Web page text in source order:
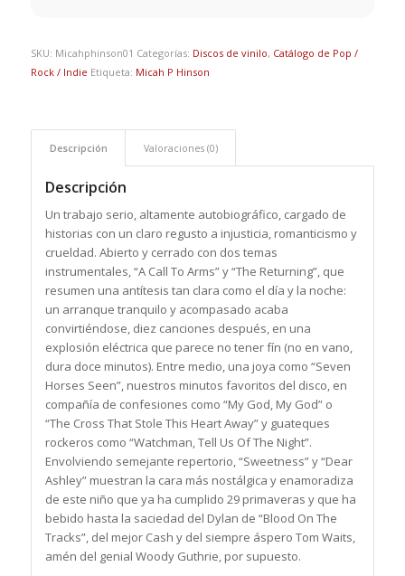
SKU: Micahphinson01 Categorías: Discos de vinilo, Catálogo de Pop /
Rock / Indie Etiqueta: Micah P Hinson
Descripción Valoraciones (0)
Descripción
Un trabajo serio, altamente autobiográfico, cargado de
historias con un claro regusto a injusticia, romanticismo y
crueldad. Abierto y cerrado con dos temas
instrumentales, “A Call To Arms” y “The Returning”, que
resumen una antítesis tan clara como el día y la noche:
un arranque tranquilo y acompasado acaba
convirtiéndose, diez canciones después, en una
explosión eléctrica que parece no tener fín (no en vano,
dura doce minutos). Entre medio, una joya como “Seven
Horses Seen”, nuestros minutos favoritos del disco, en
compañía de confesiones como “My God, My God” o
“The Cross That Stole This Heart Away” y guateques
rockeros como “Watchman, Tell Us Of The Night”.
Envolviendo semejante repertorio, “Sweetness” y “Dear
Ashley” muestran la cara más nostálgica y enamoradiza
de este niño que ya ha cumplido 29 primaveras y que ha
bebido hasta la saciedad del Dylan de “Blood On The
Tracks”, del mejor Cash y del siempre áspero Tom Waits,
amén del genial Woody Guthrie, por supuesto.